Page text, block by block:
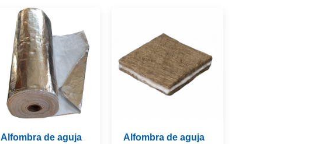
Alfombra de aguja
Alfombra de aguja